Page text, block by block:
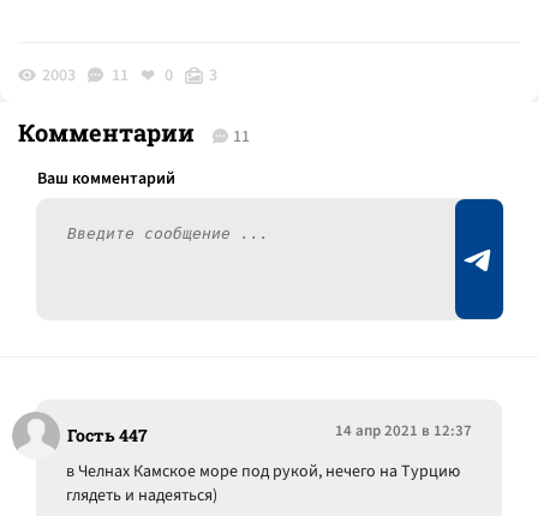
2003 11 0 3
Комментарии 11
Гость 447 14 апр 2021 в 12:37
в Челнах Камское море под рукой, нечего на Турцию
глядеть и надеяться)